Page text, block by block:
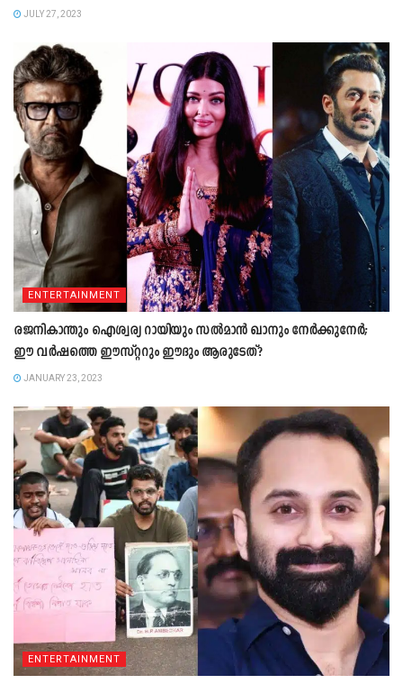
JULY 27, 2023
ENTERTAINMENT
രജനികാന്തും ഐശ്വര്യ റായിയും സൽമാൻ ഖാനും നേർക്കുനേർ;
ഈ വർഷത്തെ ഈസ്റ്ററും ഈദും ആരുടേത്?
JANUARY 23, 2023
ENTERTAINMENT